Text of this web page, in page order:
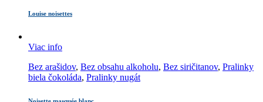
Louise noisettes
Viac info
Bez arašidov, Bez obsahu alkoholu, Bez siričitanov, Pralinky
biela čokoláda, Pralinky nugát